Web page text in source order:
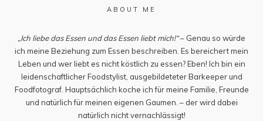
ABOUT ME
„Ich liebe das Essen und das Essen liebt mich!“– Genau so würde
ich meine Beziehung zum Essen beschreiben. Es bereichert mein
Leben und wer liebt es nicht köstlich zu essen? Eben! Ich bin ein
leidenschaftlicher Foodstylist, ausgebildeteter Barkeeper und
Foodfotograf. Hauptsächlich koche ich für meine Familie, Freunde
und natürlich für meinen eigenen Gaumen. – der wird dabei
natürlich nicht vernachlässigt!